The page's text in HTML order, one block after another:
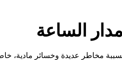
الساعة
مخاطر عديدة وخسائر مادية،